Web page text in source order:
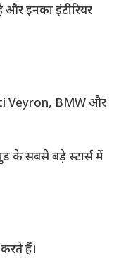
इनका इंटीरियर
Veyron, BMW और
के सबसे बड़े स्टार्स में
हैं।